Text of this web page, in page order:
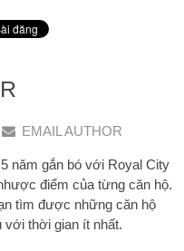
EMAIL AUTHOR
năm gắn bó với Royal City
điểm của từng căn hộ.
tìm được những căn hộ
với thời gian ít nhất.